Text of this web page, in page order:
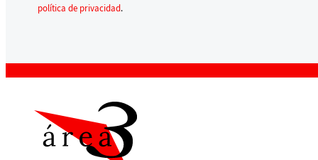
política de privacidad.